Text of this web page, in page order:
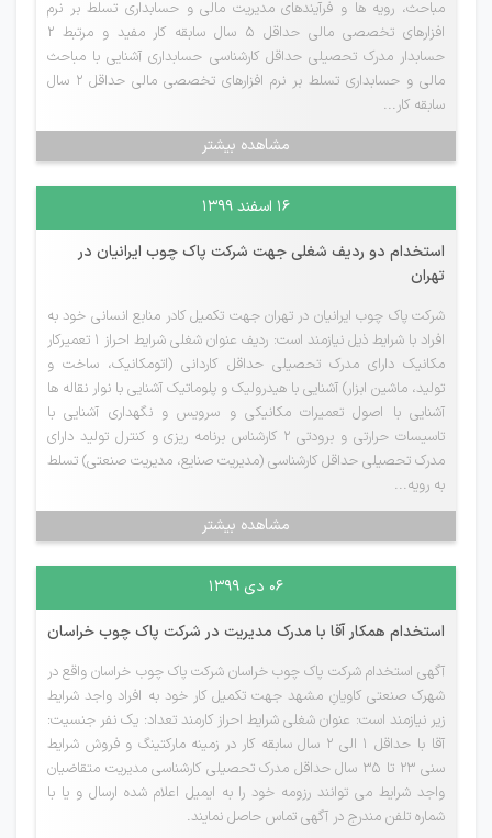
مباحث، رویه ها و فرآیندهای مدیریت مالی و حسابداری تسلط بر نرم
افزارهای تخصصی مالی حداقل 5 سال سابقه کار مفید و مرتبط 2
حسابدار مدرک تحصیلی حداقل کارشناسی حسابداری آشنایی با مباحث
مالی و حسابداری تسلط بر نرم افزارهای تخصصی مالی حداقل 2 سال
سابقه کار...
مشاهده بیشتر
۱۶ اسفند ۱۳۹۹
استخدام دو ردیف شغلی جهت شرکت پاک چوب ایرانیان در
تهران
شرکت پاک چوب ایرانیان در تهران جهت تکمیل کادر منابع انسانی خود به
افراد با شرایط ذیل نیازمند است: ردیف عنوان شغلی شرایط احراز 1 تعمیرکار
مکانیک دارای مدرک تحصیلی حداقل کاردانی (اتومکانیک، ساخت و
تولید، ماشین ابزار) آشنایی با هیدرولیک و پلوماتیک آشنایی با نوار نقاله ها
آشنایی با اصول تعمیرات مکانیکی و سرویس و نگهداری آشنایی با
تاسیسات حرارتی و برودتی 2 کارشناس برنامه ریزی و کنترل تولید دارای
مدرک تحصیلی حداقل کارشناسی (مدیریت صنایع، مدیریت صنعتی) تسلط
به رویه...
مشاهده بیشتر
۰۶ دی ۱۳۹۹
استخدام همکار آقا با مدرک مدیریت در شرکت پاک چوب خراسان
آگهی استخدام شرکت پاک چوب خراسان شرکت پاک چوب خراسان واقع در
شهرک صنعتی کاویانِ مشهد جهت تکمیل کار خود به افراد واجد شرایط
زیر نیازمند است: عنوان شغلی شرایط احراز کارمند تعداد: یک نفر جنسیت:
آقا با حداقل 1 الی 2 سال سابقه کار در زمینه مارکتینگ و فروش شرایط
سنی 23 تا 35 سال حداقل مدرک تحصیلی کارشناسی مدیریت متقاضیان
واجد شرایط می توانند رزومه خود را به ایمیل اعلام شده ارسال و یا با
شماره تلفن مندرج در آگهی تماس حاصل نمایند.